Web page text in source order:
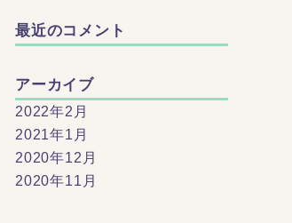
最近のコメント
アーカイブ
2022年2月
2021年1月
2020年12月
2020年11月